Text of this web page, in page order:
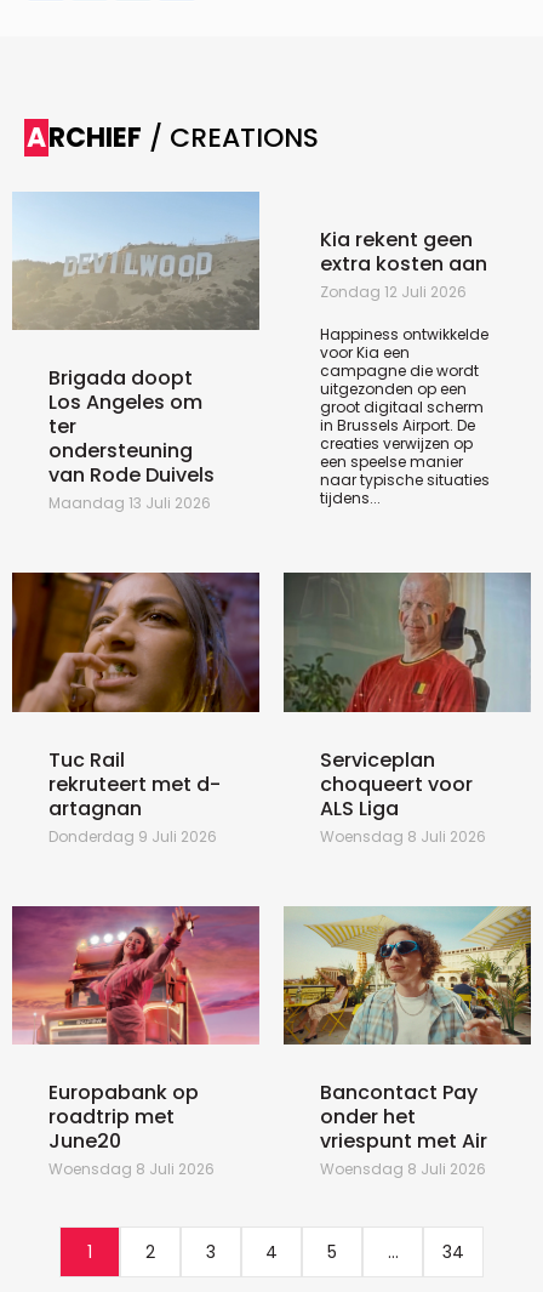
ARCHIEF / CREATIONS
Brigada doopt
Los Angeles om
ter
ondersteuning
van Rode Duivels
Maandag 13 Juli 2026
Kia rekent geen
extra kosten aan
Zondag 12 Juli 2026
Happiness ontwikkelde
voor Kia een
campagne die wordt
uitgezonden op een
groot digitaal scherm
in Brussels Airport. De
creaties verwijzen op
een speelse manier
naar typische situaties
tijdens...
Tuc Rail
rekruteert met d-
artagnan
Donderdag 9 Juli 2026
Serviceplan
choqueert voor
ALS Liga
Woensdag 8 Juli 2026
Europabank op
roadtrip met
June20
Woensdag 8 Juli 2026
Bancontact Pay
onder het
vriespunt met Air
Woensdag 8 Juli 2026
1 2 3 4 5 ... 34